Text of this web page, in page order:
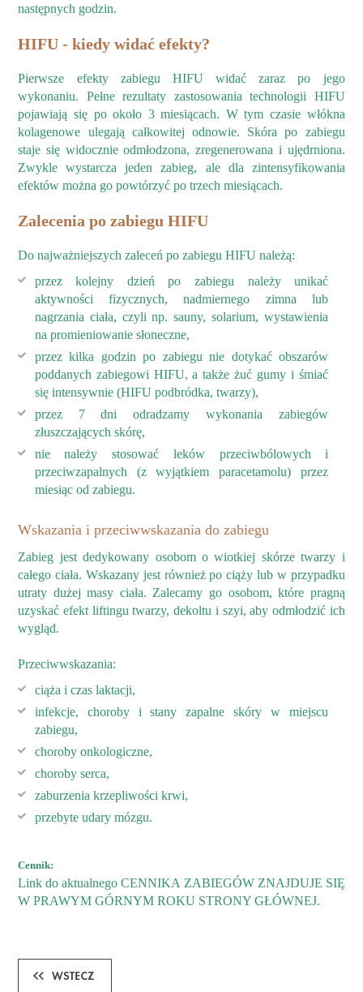
następnych godzin.
HIFU - kiedy widać efekty?
Pierwsze efekty zabiegu HIFU widać zaraz po jego
wykonaniu. Pełne rezultaty zastosowania technologii HIFU
pojawiają się po około 3 miesiącach. W tym czasie włókna
kolagenowe ulegają całkowitej odnowie. Skóra po zabiegu
staje się widocznie odmłodzona, zregenerowana i ujędrniona.
Zwykle wystarcza jeden zabieg, ale dla zintensyfikowania
efektów można go powtórzyć po trzech miesiącach.
Zalecenia po zabiegu HIFU
Do najważniejszych zaleceń po zabiegu HIFU należą:
przez kolejny dzień po zabiegu należy unikać
aktywności fizycznych, nadmiernego zimna lub
nagrzania ciała, czyli np. sauny, solarium, wystawienia
na promieniowanie słoneczne,
przez kilka godzin po zabiegu nie dotykać obszarów
poddanych zabiegowi HIFU, a także żuć gumy i śmiać
się intensywnie (HIFU podbródka, twarzy),
przez 7 dni odradzamy wykonania zabiegów
złuszczających skórę,
nie należy stosować leków przeciwbólowych i
przeciwzapalnych (z wyjątkiem paracetamolu) przez
miesiąc od zabiegu.
Wskazania i przeciwwskazania do zabiegu
Zabieg jest dedykowany osobom o wiotkiej skórze twarzy i
całego ciała. Wskazany jest również po ciąży lub w przypadku
utraty dużej masy ciała. Zalecamy go osobom, które pragną
uzyskać efekt liftingu twarzy, dekoltu i szyi, aby odmłodzić ich
wygląd.
Przeciwwskazania:
ciąża i czas laktacji,
infekcje, choroby i stany zapalne skóry w miejscu
zabiegu,
choroby onkologiczne,
choroby serca,
zaburzenia krzepliwości krwi,
przebyte udary mózgu.
Cennik:
Link do aktualnego CENNIKA ZABIEGÓW ZNAJDUJE SIĘ
W PRAWYM GÓRNYM ROKU STRONY GŁÓWNEJ.